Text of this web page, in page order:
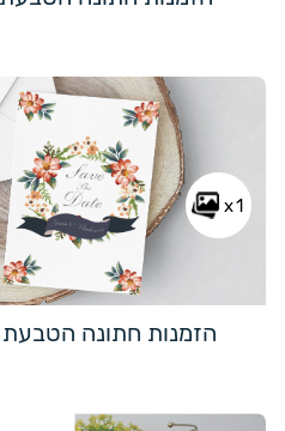
x1
הזמנות חתונה